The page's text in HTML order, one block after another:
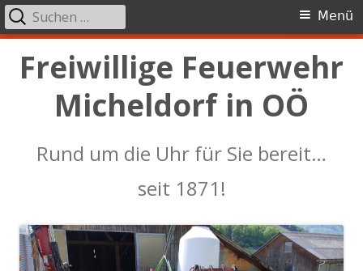
Freiwillige Feuerwehr
Micheldorf in OÖ
Rund um die Uhr für Sie bereit…
seit 1871!
Primäres
Menü
Menü
Suchen
nach: